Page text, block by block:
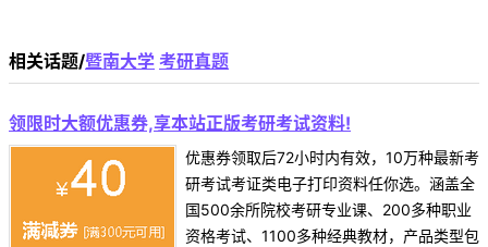
相关话题/暨南大学 考研真题
领限时大额优惠券,享本站正版考研考试资料!
优惠券领取后72小时内有效，10万种最新考
研考试考证类电子打印资料任你选。涵盖全
国500余所院校考研专业课、200多种职业
资格考试、1100多种经典教材，产品类型包